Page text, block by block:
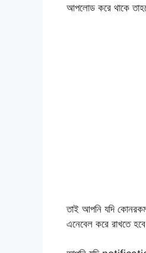
আপলোড করে থাকে
তাই আপনি যদি
এনেবেল করে রাখতে